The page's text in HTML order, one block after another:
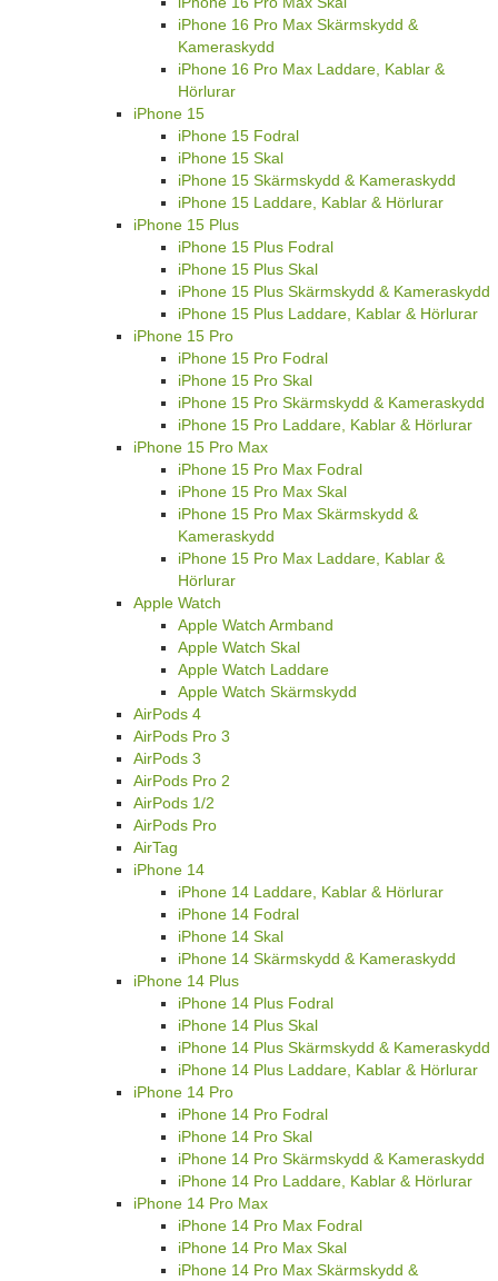
iPhone 16 Pro Max Skärmskydd &
Kameraskydd
iPhone 16 Pro Max Laddare, Kablar &
Hörlurar
iPhone 15
iPhone 15 Fodral
iPhone 15 Skal
iPhone 15 Skärmskydd & Kameraskydd
iPhone 15 Laddare, Kablar & Hörlurar
iPhone 15 Plus
iPhone 15 Plus Fodral
iPhone 15 Plus Skal
iPhone 15 Plus Skärmskydd & Kameraskydd
iPhone 15 Plus Laddare, Kablar & Hörlurar
iPhone 15 Pro
iPhone 15 Pro Fodral
iPhone 15 Pro Skal
iPhone 15 Pro Skärmskydd & Kameraskydd
iPhone 15 Pro Laddare, Kablar & Hörlurar
iPhone 15 Pro Max
iPhone 15 Pro Max Fodral
iPhone 15 Pro Max Skal
iPhone 15 Pro Max Skärmskydd &
Kameraskydd
iPhone 15 Pro Max Laddare, Kablar &
Hörlurar
Apple Watch
Apple Watch Armband
Apple Watch Skal
Apple Watch Laddare
Apple Watch Skärmskydd
AirPods 4
AirPods Pro 3
AirPods 3
AirPods Pro 2
AirPods 1/2
AirPods Pro
AirTag
iPhone 14
iPhone 14 Laddare, Kablar & Hörlurar
iPhone 14 Fodral
iPhone 14 Skal
iPhone 14 Skärmskydd & Kameraskydd
iPhone 14 Plus
iPhone 14 Plus Fodral
iPhone 14 Plus Skal
iPhone 14 Plus Skärmskydd & Kameraskydd
iPhone 14 Plus Laddare, Kablar & Hörlurar
iPhone 14 Pro
iPhone 14 Pro Fodral
iPhone 14 Pro Skal
iPhone 14 Pro Skärmskydd & Kameraskydd
iPhone 14 Pro Laddare, Kablar & Hörlurar
iPhone 14 Pro Max
iPhone 14 Pro Max Fodral
iPhone 14 Pro Max Skal
iPhone 14 Pro Max Skärmskydd &